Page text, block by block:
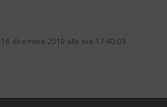
dicembre 2010 alle ore 17:40:03